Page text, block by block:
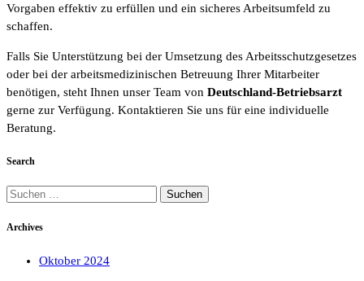
Vorgaben effektiv zu erfüllen und ein sicheres Arbeitsumfeld zu
schaffen.
Falls Sie Unterstützung bei der Umsetzung des Arbeitsschutzgesetzes
oder bei der arbeitsmedizinischen Betreuung Ihrer Mitarbeiter
benötigen, steht Ihnen unser Team von Deutschland-Betriebsarzt
gerne zur Verfügung. Kontaktieren Sie uns für eine individuelle
Beratung.
Search
Suchen
Archives
Oktober 2024